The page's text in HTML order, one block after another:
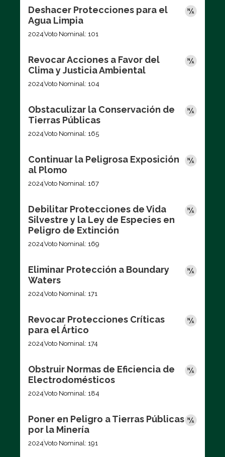
Deshacer Protecciones para el
Agua Limpia
2024Voto Nominal: 101
Revocar Acciones a Favor del
Clima y Justicia Ambiental
2024Voto Nominal: 104
Obstaculizar la Conservación de
Tierras Públicas
2024Voto Nominal: 165
Continuar la Peligrosa Exposición
al Plomo
2024Voto Nominal: 167
Debilitar Protecciones de Vida
Silvestre y la Ley de Especies en
Peligro de Extinción
2024Voto Nominal: 169
Eliminar Protección a Boundary
Waters
2024Voto Nominal: 171
Revocar Protecciones Críticas
para el Ártico
2024Voto Nominal: 174
Obstruir Normas de Eficiencia de
Electrodomésticos
2024Voto Nominal: 184
Poner en Peligro a Tierras Públicas
por la Minería
2024Voto Nominal: 191